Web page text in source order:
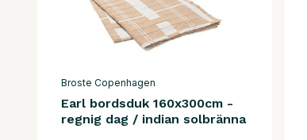
Broste Copenhagen
Earl bordsduk 160x300cm -
regnig dag / indian solbränna